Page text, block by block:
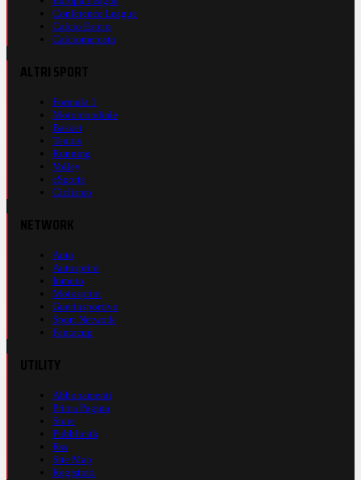
Conference League
Calcio Estero
Calciomercato
Formula 1
Motomondiale
Basket
Tennis
Running
Volley
eSports
Ciclismo
Auto
Autosprint
Inmoto
Motosprint
Guerinsportivo
Sport Network
Fantacup
Abbonamenti
Prima Pagina
Store
Pubblicità
Rss
Site Map
Registrati